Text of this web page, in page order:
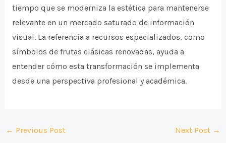
tiempo que se moderniza la estética para mantenerse
relevante en un mercado saturado de información
visual. La referencia a recursos especializados, como
símbolos de frutas clásicas renovadas, ayuda a
entender cómo esta transformación se implementa
desde una perspectiva profesional y académica.
Post
← Previous Post Next Post →